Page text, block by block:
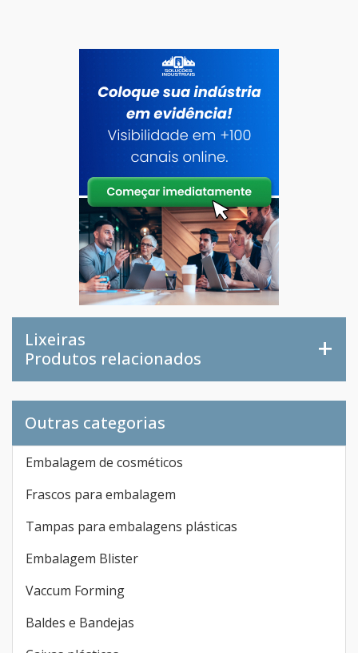
Lixeiras
Produtos relacionados
Outras categorias
Embalagem de cosméticos
Frascos para embalagem
Tampas para embalagens plásticas
Embalagem Blister
Vaccum Forming
Baldes e Bandejas